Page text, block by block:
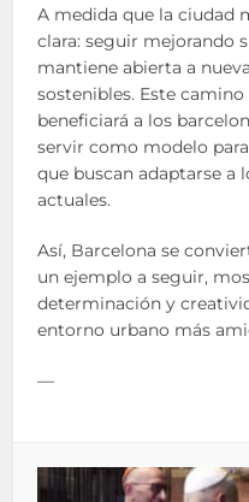
A medida que la ciudad
clara: seguir mejorando
mantiene abierta a
sostenibles. Este
beneficiará a los
servir como modelo
que buscan adaptarse a
actuales.
Así, Barcelona se
un ejemplo a seguir,
determinación y
entorno urbano más
—